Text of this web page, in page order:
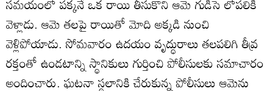
వెళ్లాడు. ఆమె తలపై రాయితో మోది అక్కడి నుంచి
వెళ్లిపోయాడు. సోమవారం ఉదయం వృద్ధురాలు తలపలిగి తీవ్ర
రక్తంతో ఉండటాన్ని స్థానికులు గుర్తించి పోలీసులకు సమాచారం
అందించారు. ఘటనా స్థలానికి చేరుకున్న పోలీసులు ఆమెను